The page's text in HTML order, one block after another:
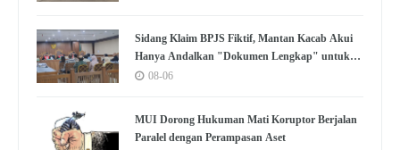
Sidang Klaim BPJS Fiktif, Mantan Kacab Akui
Hanya Andalkan "Dokumen Lengkap" untuk
Disetujui
08-06
MUI Dorong Hukuman Mati Koruptor Berjalan
Paralel dengan Perampasan Aset